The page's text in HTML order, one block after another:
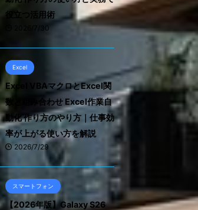
役立つ活用術
2026/7/30
Excel
Excel VBAマクロとExcel関
数と組み合わせ Excel作業自
動化 作り方のやり方｜仕事効
率が上がる使い方を解説
2026/7/29
スマートフォン
【2026年版】Galaxy S26